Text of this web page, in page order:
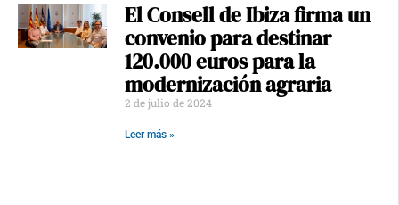
El Consell de Ibiza firma un
convenio para destinar
120.000 euros para la
modernización agraria
2 de julio de 2024
Leer más »